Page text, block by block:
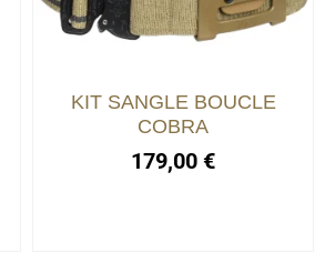
KIT SANGLE BOUCLE
COBRA
179,00€